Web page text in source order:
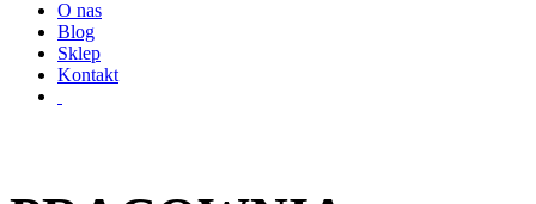
O nas
Blog
Sklep
Kontakt